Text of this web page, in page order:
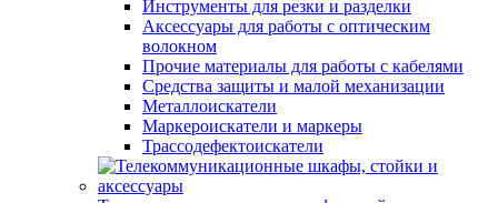
Инструменты для резки и разделки
Аксессуары для работы с оптическим
волокном
Прочие материалы для работы с кабелями
Средства защиты и малой механизации
Металлоискатели
Маркероискатели и маркеры
Трассодефектоискатели